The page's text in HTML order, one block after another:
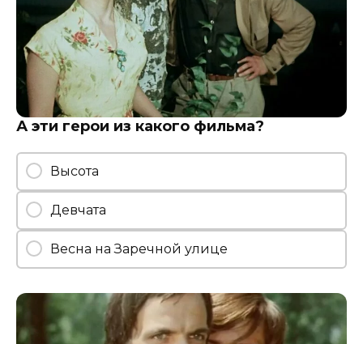
А эти герои из какого фильма?
Высота
Девчата
Весна на Заречной улице